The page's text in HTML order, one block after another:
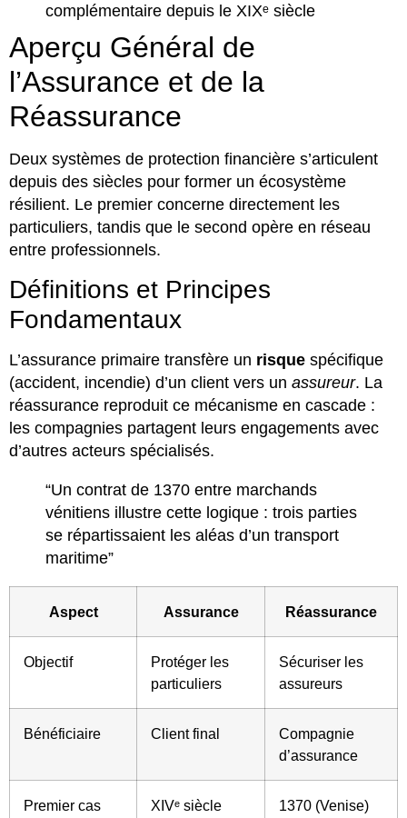
complémentaire depuis le XIXᵉ siècle
Aperçu Général de
l’Assurance et de la
Réassurance
Deux systèmes de protection financière s’articulent
depuis des siècles pour former un écosystème
résilient. Le premier concerne directement les
particuliers, tandis que le second opère en réseau
entre professionnels.
Définitions et Principes
Fondamentaux
L’assurance primaire transfère un risque spécifique
(accident, incendie) d’un client vers un assureur. La
réassurance reproduit ce mécanisme en cascade :
les compagnies partagent leurs engagements avec
d’autres acteurs spécialisés.
“Un contrat de 1370 entre marchands
vénitiens illustre cette logique : trois parties
se répartissaient les aléas d’un transport
maritime”
Aspect Assurance Réassurance
Objectif
Protéger les
particuliers
Sécuriser les
assureurs
Bénéficiaire Client final
Compagnie
d’assurance
Premier cas
XIVᵉ siècle
1370 (Venise)